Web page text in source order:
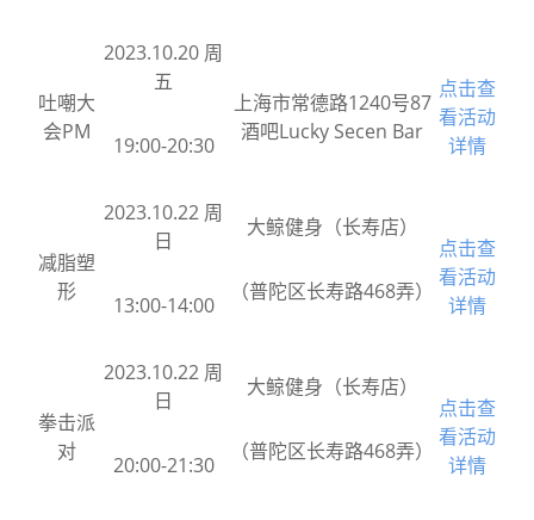
吐嘲大
会PM
2023.10.20 周
五
19:00-20:30
上海市常德路1240号87
酒吧Lucky Secen Bar
点击查
看活动
详情
减脂塑
形
2023.10.22 周
日
13:00-14:00
大鲸健身（长寿店）
（普陀区长寿路468弄）
点击查
看活动
详情
拳击派
对
2023.10.22 周
日
20:00-21:30
大鲸健身（长寿店）
（普陀区长寿路468弄）
点击查
看活动
详情